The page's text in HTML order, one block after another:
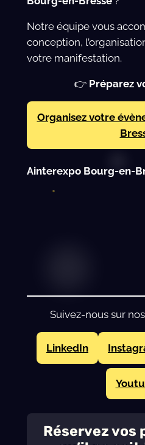
Notre équipe vous
conception,
votre manifestation.
👉 Préparez
Organisez votre
Ainterexpo Bourg-en-
Suivez-nous sur
LinkedIn
Réservez vos